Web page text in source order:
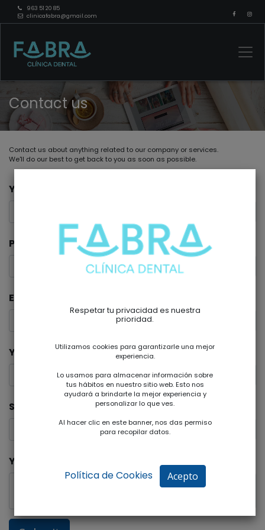
963 51 20 85
clinicafabra@gmail.com
Contact us
Contact us about anything related to our company or services.
We'll do our best to get back to you as soon as possible.
Your Name
Phone Number
Email
Your Company
Subject
Your Question
Respetar tu privacidad es nuestra
prioridad.
Utilizamos cookies para garantizarle una mejor
experiencia.
Lo usamos para almacenar información sobre
tus hábitos en nuestro sitio web. Esto nos
ayudará a brindarte la mejor experiencia y
personalizar lo que ves.
Al hacer clic en este banner, nos das permiso
para recopilar datos.
Política de Cookies Acepto